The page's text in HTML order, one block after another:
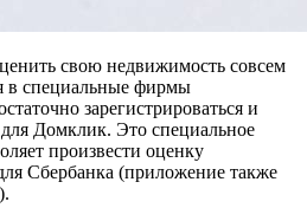
свою недвижимость совсем
в специальные фирмы
зарегистрироваться и
Домклик. Это специальное
произвести оценку
Сбербанка (приложение также